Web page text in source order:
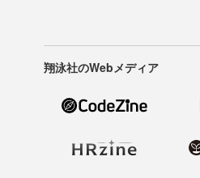
翔泳社のWebメディア